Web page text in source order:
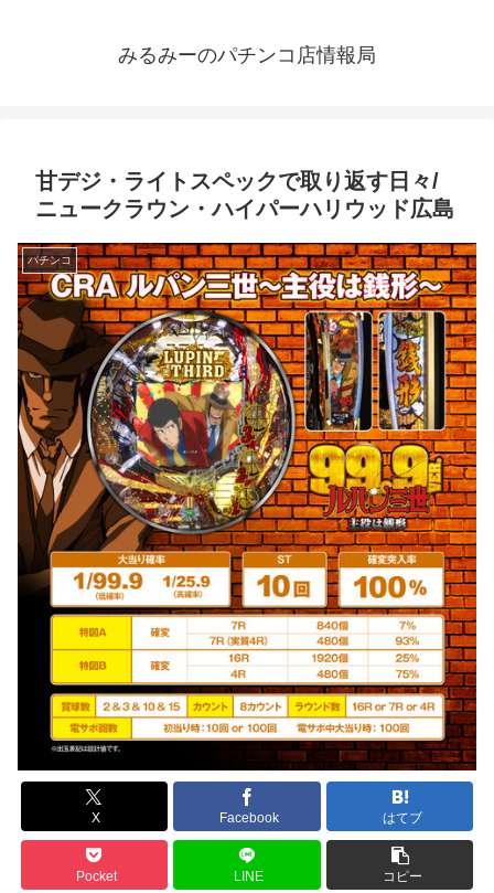
みるみーのパチンコ店情報局
甘デジ・ライトスペックで取り返す日々/
ニュークラウン・ハイパーハリウッド広島
パチンコ
X Facebook はてブ
Pocket LINE コピー